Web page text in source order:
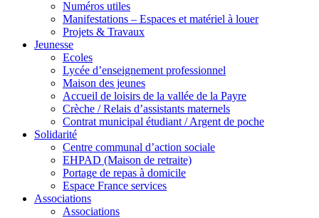
Numéros utiles
Manifestations – Espaces et matériel à louer
Projets & Travaux
Jeunesse
Ecoles
Lycée d’enseignement professionnel
Maison des jeunes
Accueil de loisirs de la vallée de la Payre
Crèche / Relais d’assistants maternels
Contrat municipal étudiant / Argent de poche
Solidarité
Centre communal d’action sociale
EHPAD (Maison de retraite)
Portage de repas à domicile
Espace France services
Associations
Associations